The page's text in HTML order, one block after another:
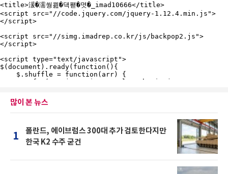
많이 본 뉴스
1
폴란드, 에이브럼스 300대 추가 검토한다지만
한국 K2 수주 굳건